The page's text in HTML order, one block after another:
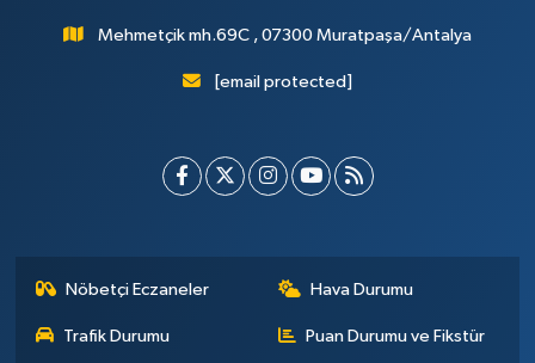
Mehmetçik mh.69C , 07300 Muratpaşa/Antalya
[email protected]
Nöbetçi Eczaneler Hava Durumu
Trafik Durumu Puan Durumu ve Fikstür